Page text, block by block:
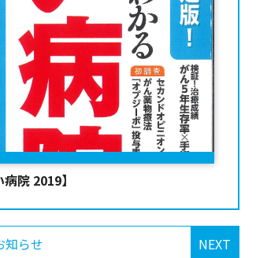
院 2019】
NEXT
知らせ